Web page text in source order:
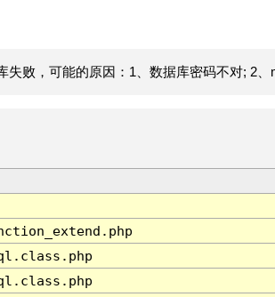
失败，可能的原因：1、数据库密码不对; 2、